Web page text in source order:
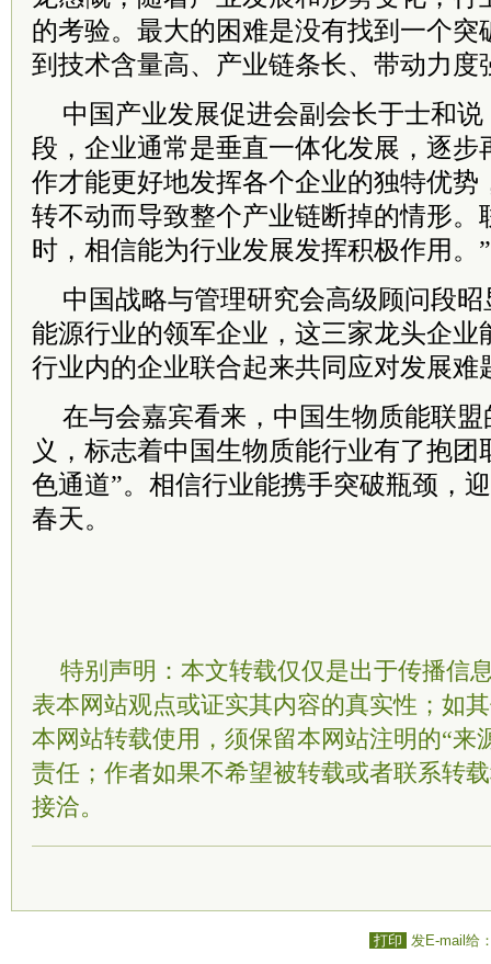
的考验。最大的困难是没有找到一个突
到技术含量高、产业链条长、带动力度
中国产业发展促进会副会长于士和
段，企业通常是垂直一体化发展，逐步
作才能更好地发挥各个企业的独特优势
转不动而导致整个产业链断掉的情形。
时，相信能为行业发展发挥积极作用。”
中国战略与管理研究会高级顾问段
能源行业的领军企业，这三家龙头企业
行业内的企业联合起来共同应对发展难
在与会嘉宾看来，中国生物质能联
义，标志着中国生物质能行业有了抱团
色通道”。相信行业能携手突破瓶颈，
春天。
特别声明：本文转载仅仅是出于传播信
表本网站观点或证实其内容的真实性；如
本网站转载使用，须保留本网站注明的“来
责任；作者如果不希望被转载或者联系转
接洽。
打印 发E-mail给